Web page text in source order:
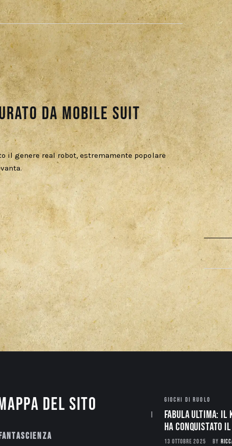
da Mobile Suit
il genere real robot, estremamente popolare
del sito GIOCHI DI RUOLO
Fabula Ultima:
ha conquistato il
13 OTTOBRE 2025 BY